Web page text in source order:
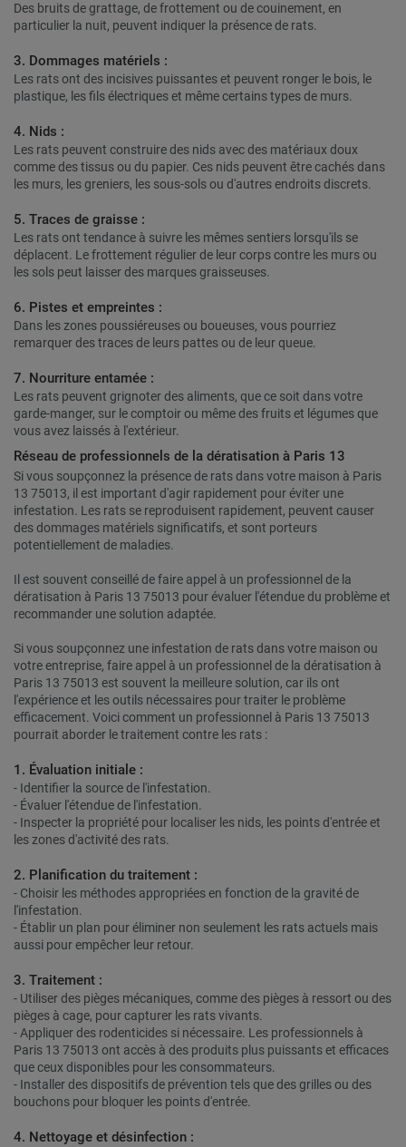
Des bruits de grattage, de frottement ou de couinement, en
particulier la nuit, peuvent indiquer la présence de rats.
3. Dommages matériels :
Les rats ont des incisives puissantes et peuvent ronger le bois, le
plastique, les fils électriques et même certains types de murs.
4. Nids :
Les rats peuvent construire des nids avec des matériaux doux
comme des tissus ou du papier. Ces nids peuvent être cachés dans
les murs, les greniers, les sous-sols ou d'autres endroits discrets.
5. Traces de graisse :
Les rats ont tendance à suivre les mêmes sentiers lorsqu'ils se
déplacent. Le frottement régulier de leur corps contre les murs ou
les sols peut laisser des marques graisseuses.
6. Pistes et empreintes :
Dans les zones poussiéreuses ou boueuses, vous pourriez
remarquer des traces de leurs pattes ou de leur queue.
7. Nourriture entamée :
Les rats peuvent grignoter des aliments, que ce soit dans votre
garde-manger, sur le comptoir ou même des fruits et légumes que
vous avez laissés à l'extérieur.
Réseau de professionnels de la dératisation à Paris 13
Si vous soupçonnez la présence de rats dans votre maison à Paris
13 75013, il est important d'agir rapidement pour éviter une
infestation. Les rats se reproduisent rapidement, peuvent causer
des dommages matériels significatifs, et sont porteurs
potentiellement de maladies.
Il est souvent conseillé de faire appel à un professionnel de la
dératisation à Paris 13 75013 pour évaluer l'étendue du problème et
recommander une solution adaptée.
Si vous soupçonnez une infestation de rats dans votre maison ou
votre entreprise, faire appel à un professionnel de la dératisation à
Paris 13 75013 est souvent la meilleure solution, car ils ont
l'expérience et les outils nécessaires pour traiter le problème
efficacement. Voici comment un professionnel à Paris 13 75013
pourrait aborder le traitement contre les rats :
1. Évaluation initiale :
- Identifier la source de l'infestation.
- Évaluer l'étendue de l'infestation.
- Inspecter la propriété pour localiser les nids, les points d'entrée et
les zones d'activité des rats.
2. Planification du traitement :
- Choisir les méthodes appropriées en fonction de la gravité de
l'infestation.
- Établir un plan pour éliminer non seulement les rats actuels mais
aussi pour empêcher leur retour.
3. Traitement :
- Utiliser des pièges mécaniques, comme des pièges à ressort ou des
pièges à cage, pour capturer les rats vivants.
- Appliquer des rodenticides si nécessaire. Les professionnels à
Paris 13 75013 ont accès à des produits plus puissants et efficaces
que ceux disponibles pour les consommateurs.
- Installer des dispositifs de prévention tels que des grilles ou des
bouchons pour bloquer les points d'entrée.
4. Nettoyage et désinfection :